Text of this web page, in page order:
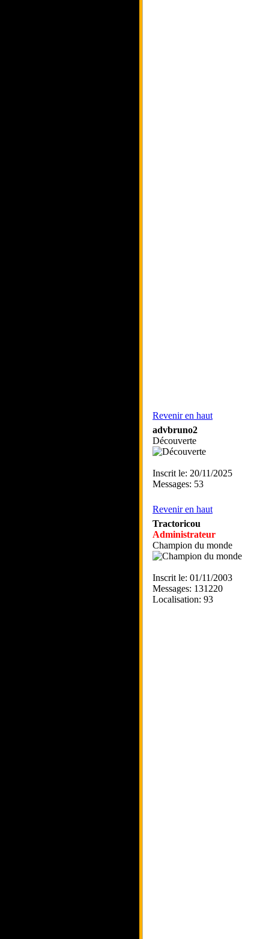
Revenir en haut
advbruno2
Découverte
Inscrit le: 20/11/2025
Messages: 53
Revenir en haut
Tractoricou
Administrateur
Champion du monde
Inscrit le: 01/11/2003
Messages: 131220
Localisation: 93